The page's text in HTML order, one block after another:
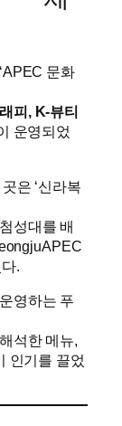
문화
피, K-뷰티
운영되었
은 ‘신라복
성대를 배
.
영하는 푸
석한 메뉴,
인기를 끌었